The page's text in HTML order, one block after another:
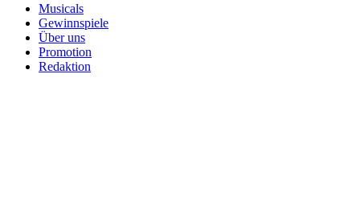
Musicals
Gewinnspiele
Über uns
Promotion
Redaktion